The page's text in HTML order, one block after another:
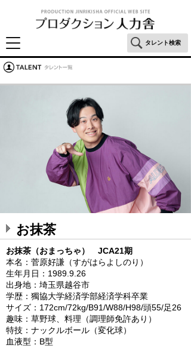
タレント検索
お抹茶
お抹茶（おまっちゃ） JCA21期
本名：菅原好謙（すがはらよしのり）
生年月日：1989.9.26
出身地：埼玉県越谷市
学歴：獨協大学経済学部経済学科卒業
サイズ：172cm/72kg/B91/W88/H98/頭55/足26
趣味：草野球、料理（調理師免許あり）
特技：ナックルボール（変化球）
血液型： B型